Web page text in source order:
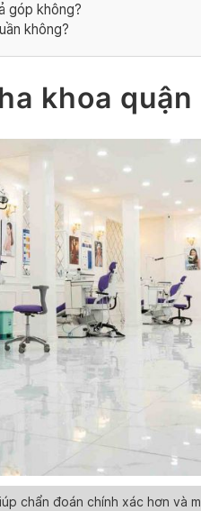
góp không?
không?
khoa
chẩn đoán chính xác hơn và